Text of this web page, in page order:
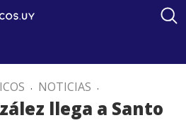
. NOTICIAS .
llega a Santo